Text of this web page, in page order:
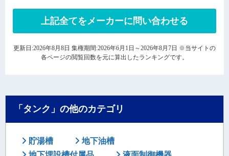
上記全てをメーカーに問い合わせる
更新日:2026年8月8日 集権期間:2026年6月1日～2026年8月7日 ※当サイトの
各ページの閲覧回数を元に算出したランキングです。
「タンク」の他のカテゴリ
貯湯槽
地下油槽